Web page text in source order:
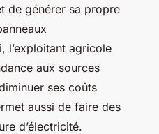
de générer sa propre
l’exploitant agricole
aux sources
ses coûts
aussi de faire des
d’électricité.